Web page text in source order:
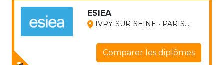
ESIEA
IVRY-SUR-SEINE • PARIS...
Comparer les diplômes